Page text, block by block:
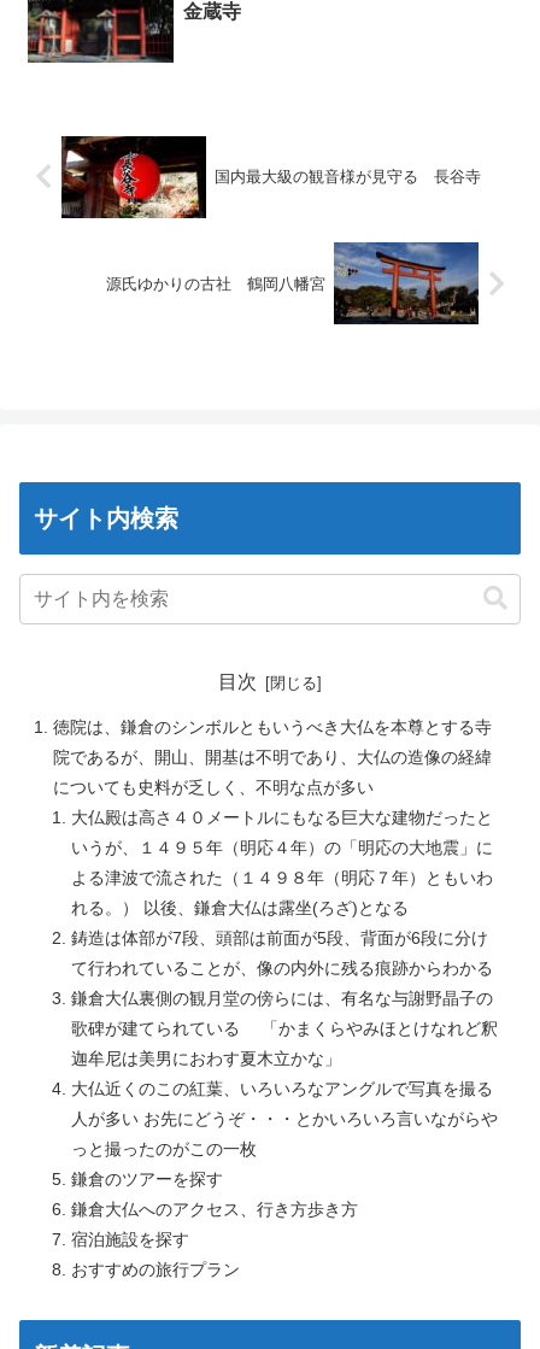
金蔵寺
国内最大級の観音様が見守る 長谷寺
源氏ゆかりの古社 鶴岡八幡宮
サイト内検索
目次
徳院は、鎌倉のシンボルともいうべき大仏を本尊とする寺
院であるが、開山、開基は不明であり、大仏の造像の経緯
についても史料が乏しく、不明な点が多い
大仏殿は高さ４０メートルにもなる巨大な建物だったと
いうが、１４９５年（明応４年）の「明応の大地震」に
よる津波で流された（１４９８年（明応７年）ともいわ
れる。） 以後、鎌倉大仏は露坐(ろざ)となる
鋳造は体部が7段、頭部は前面が5段、背面が6段に分け
て行われていることが、像の内外に残る痕跡からわかる
鎌倉大仏裏側の観月堂の傍らには、有名な与謝野晶子の
歌碑が建てられている 「かまくらやみほとけなれど釈
迦牟尼は美男におわす夏木立かな」
大仏近くのこの紅葉、いろいろなアングルで写真を撮る
人が多い お先にどうぞ・・・とかいろいろ言いながらや
っと撮ったのがこの一枚
鎌倉のツアーを探す
鎌倉大仏へのアクセス、行き方歩き方
宿泊施設を探す
おすすめの旅行プラン